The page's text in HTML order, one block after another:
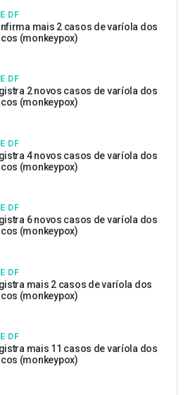
DF
mais 2 casos de varíola dos
(monkeypox)
DF
2 novos casos de varíola dos
(monkeypox)
DF
4 novos casos de varíola dos
(monkeypox)
DF
6 novos casos de varíola dos
(monkeypox)
DF
mais 2 casos de varíola dos
(monkeypox)
DF
mais 11 casos de varíola dos
(monkeypox)